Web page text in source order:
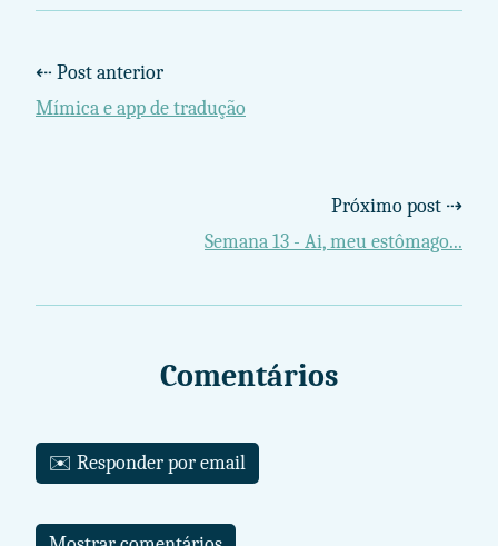
⇠ Post anterior
Mímica e app de tradução
Próximo post ⇢
Semana 13 - Ai, meu estômago...
Comentários
✉️ Responder por email